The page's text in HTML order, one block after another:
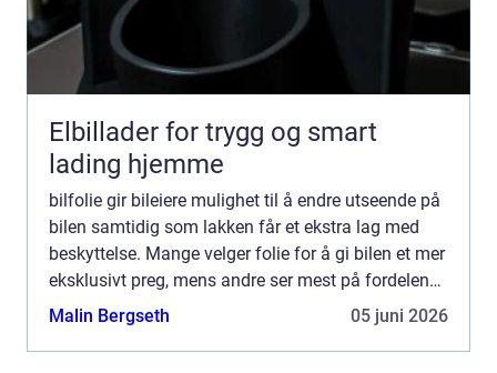
Elbillader for trygg og smart
lading hjemme
bilfolie gir bileiere mulighet til å endre utseende på
bilen samtidig som lakken får et ekstra lag med
beskyttelse. Mange velger folie for å gi bilen et mer
eksklusivt preg, mens andre ser mest på fordelene
med økt holdbarhet og enklere vedlikehold. ...
Malin Bergseth 05 juni 2026